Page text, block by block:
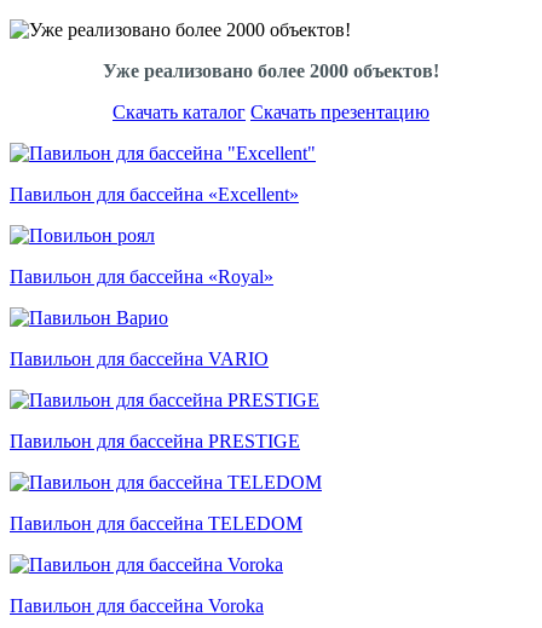
Уже реализовано более 2000 объектов!
Скачать каталог Скачать презентацию
Павильон для бассейна «Excellent»
Павильон для бассейна «Royal»
Павильон для бассейна VARIO
Павильон для бассейна PRESTIGE
Павильон для бассейна TELEDOM
Павильон для бассейна Voroka